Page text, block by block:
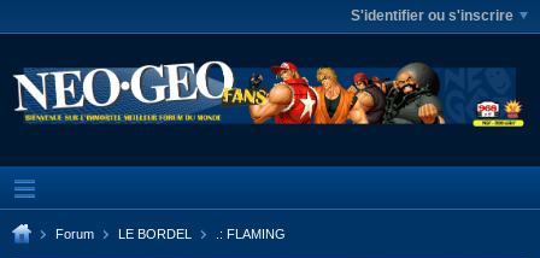
S'identifier ou s'inscrire
Forum LE BORDEL .: FLAMING